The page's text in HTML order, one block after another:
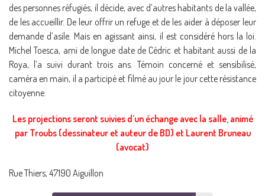
des personnes réfugiés, il décide, avec d’autres habitants de la vallée,
de les accueillir. De leur offrir un refuge et de les aider à déposer leur
demande d’asile. Mais en agissant ainsi, il est considéré hors la loi.
Michel Toesca, ami de longue date de Cédric et habitant aussi de la
Roya, l’a suivi durant trois ans. Témoin concerné et sensibilisé,
caméra en main, il a participé et filmé au jour le jour cette résistance
citoyenne.
Les projections seront suivies d’un échange avec la salle, animé
par Troubs (dessinateur et auteur de BD) et Laurent Bruneau
(avocat)
Rue Thiers, 47190 Aiguillon